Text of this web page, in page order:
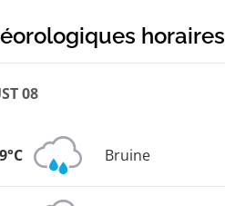
horaires
08
Bruine